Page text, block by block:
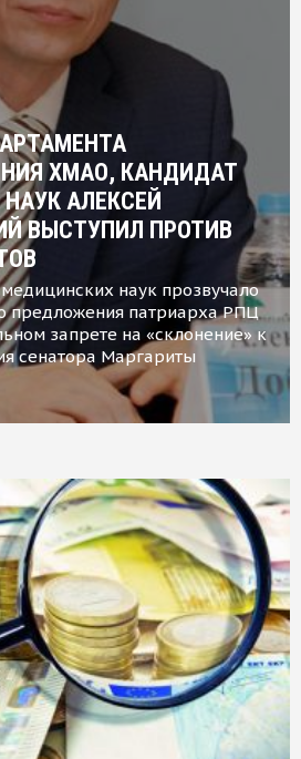
ХМАО, КАНДИДАТ
АЛЕКСЕЙ
ВЫСТУПИЛ ПРОТИВ
наук прозвучало
предложения патриарха РПЦ
запрете на «склонение» к
сенатора Маргариты